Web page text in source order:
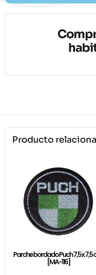
Producto
Parche bordado Puch 7,5 x 7,5
[MA-116]